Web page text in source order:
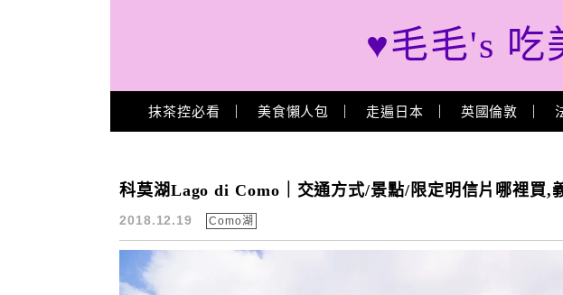
♥毛毛's 吃
Main Menu
抹茶控必看 美食懶人包 走遍日本 英國倫敦
明信片
科莫湖Lago di Como｜交通方式/景點/限定明信片哪裡買,
2018.12.19 Como湖